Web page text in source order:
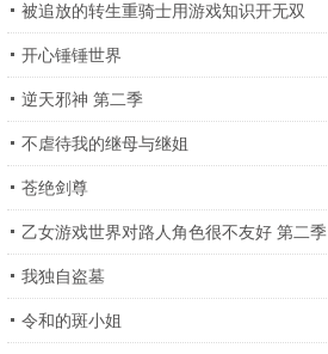
被追放的转生重骑士用游戏知识开无双
开心锤锤世界
逆天邪神 第二季
不虐待我的继母与继姐
苍绝剑尊
乙女游戏世界对路人角色很不友好 第二季
我独自盗墓
令和的斑小姐